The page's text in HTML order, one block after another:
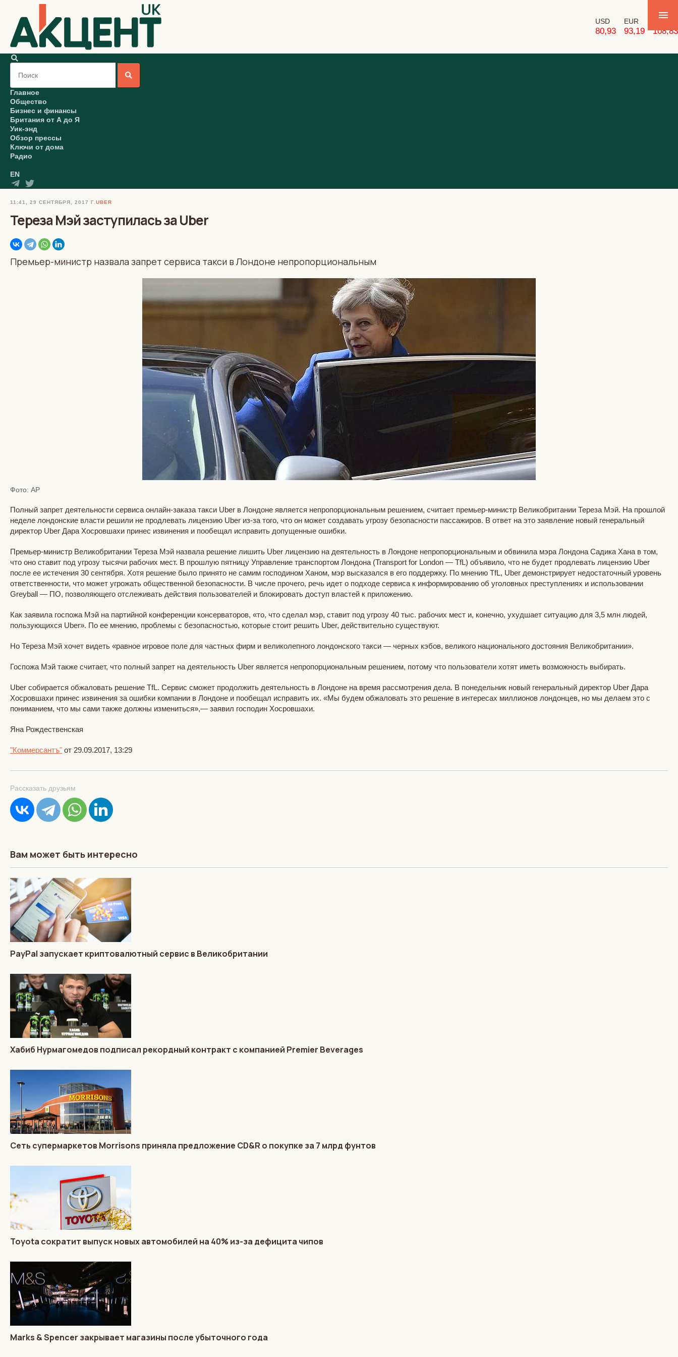
USD
80,93
EUR
93,19 108,83
Главное
Общество
Бизнес и финансы
Британия от А до Я
Уик-энд
Обзор прессы
Ключи от дома
Радио
EN
11:41, 29 СЕНТЯБРЯ, 2017 Г. UBER
Тереза Мэй заступилась за Uber
Премьер-министр назвала запрет сервиса такси в Лондоне непропорциональным
Фото: AP
Полный запрет деятельности сервиса онлайн-заказа такси Uber в Лондоне является непропорциональным решением, считает премьер-министр Великобритании Тереза Мэй. На прошлой
неделе лондонские власти решили не продлевать лицензию Uber из-за того, что он может создавать угрозу безопасности пассажиров. В ответ на это заявление новый генеральный
директор Uber Дара Хосровшахи принес извинения и пообещал исправить допущенные ошибки.
Премьер-министр Великобритании Тереза Мэй назвала решение лишить Uber лицензию на деятельность в Лондоне непропорциональным и обвинила мэра Лондона Садика Хана в том,
что оно ставит под угрозу тысячи рабочих мест. В прошлую пятницу Управление транспортом Лондона (Transport for London — TfL) объявило, что не будет продлевать лицензию Uber
после ее истечения 30 сентября. Хотя решение было принято не самим господином Ханом, мэр высказался в его поддержку. По мнению TfL, Uber демонстрирует недостаточный уровень
ответственности, что может угрожать общественной безопасности. В числе прочего, речь идет о подходе сервиса к информированию об уголовных преступлениях и использовании
Greyball — ПО, позволяющего отслеживать действия пользователей и блокировать доступ властей к приложению.
Как заявила госпожа Мэй на партийной конференции консерваторов, «то, что сделал мэр, ставит под угрозу 40 тыс. рабочих мест и, конечно, ухудшает ситуацию для 3,5 млн людей,
пользующихся Uber». По ее мнению, проблемы с безопасностью, которые стоит решить Uber, действительно существуют.
Но Тереза Мэй хочет видеть «равное игровое поле для частных фирм и великолепного лондонского такси — черных кэбов, великого национального достояния Великобритании».
Госпожа Мэй также считает, что полный запрет на деятельность Uber является непропорциональным решением, потому что пользователи хотят иметь возможность выбирать.
Uber собирается обжаловать решение TfL. Сервис сможет продолжить деятельность в Лондоне на время рассмотрения дела. В понедельник новый генеральный директор Uber Дара
Хосровшахи принес извинения за ошибки компании в Лондоне и пообещал исправить их. «Мы будем обжаловать это решение в интересах миллионов лондонцев, но мы делаем это с
пониманием, что мы сами также должны измениться»,— заявил господин Хосровшахи.
Яна Рождественская
"Коммерсантъ" от 29.09.2017, 13:29
Рассказать друзьям
Вам может быть интересно
PayPal запускает криптовалютный сервис в Великобритании
Хабиб Нурмагомедов подписал рекордный контракт с компанией Premier Beverages
Сеть супермаркетов Morrisons приняла предложение CD&R о покупке за 7 млрд фунтов
Toyota сократит выпуск новых автомобилей на 40% из-за дефицита чипов
Marks & Spencer закрывает магазины после убыточного года